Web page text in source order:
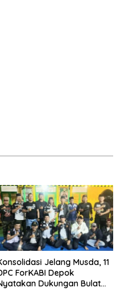
Jelang Musda, 11
ForKABI Depok
Dukungan Bulat